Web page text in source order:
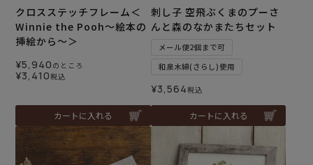
クロスステッチフレーム＜
Winnie the Pooh～絵本の
挿絵から～＞
¥5,940 のところ
¥3,410税込
カートに入れる
刺し子 空飛ぶくまのプーさ
んと森のなかまたちセット
メール便2個まで可
和泉木綿(さらし)使用
¥3,564税込
カートに入れる